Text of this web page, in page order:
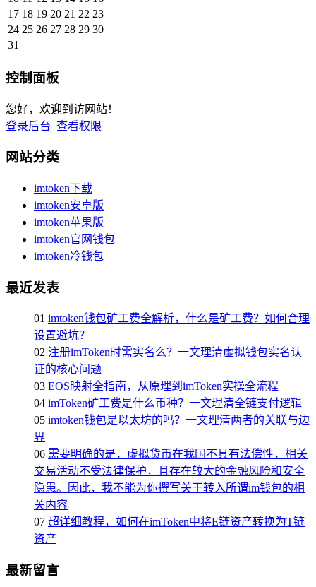
17 18 19 20 21 22 23
24 25 26 27 28 29 30
31
控制面板
您好，欢迎到访网站！
登录后台 查看权限
网站分类
imtoken下载
imtoken安卓版
imtoken苹果版
imtoken官网钱包
imtoken冷钱包
最近发表
01 imtoken钱包矿工费全解析，什么是矿工费？如何合理
设置避坑？
02 注册imToken时需实名么？一文理清虚拟钱包实名认
证的核心问题
03 EOS映射全指南，从原理到imToken实操全流程
04 imToken矿工费是什么币种？一文理清全链支付逻辑
05 imtoken钱包是以太坊的吗？一文理清两者的关联与边
界
06 需要明确的是，虚拟货币在我国不具有法偿性，相关
交易活动不受法律保护，且存在较大的金融风险和安全
隐患。因此，我不能为你撰写关于转入所谓im钱包的相
关内容
07 超详细教程，如何在imToken中将E链资产转换为T链
资产
最新留言